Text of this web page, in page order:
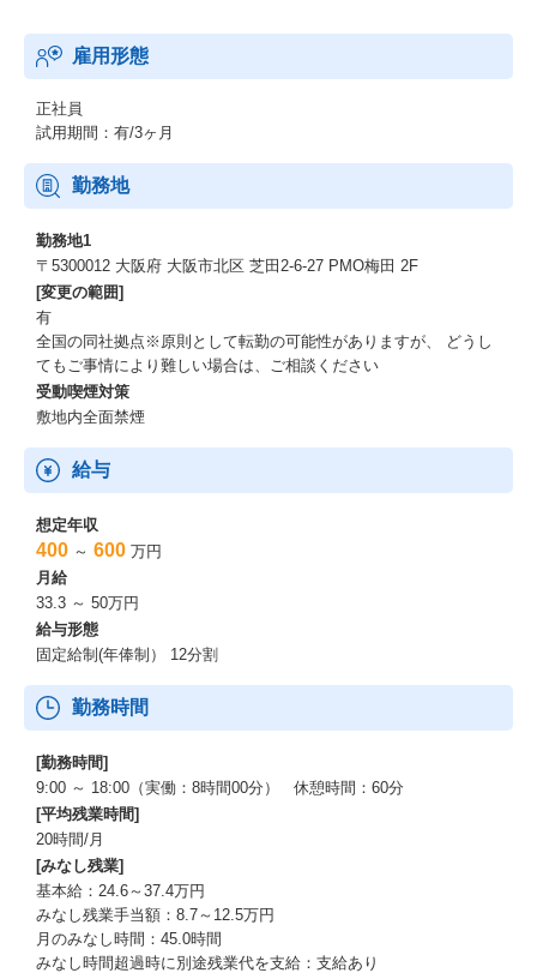
雇用形態
正社員
試用期間：有/3ヶ月
勤務地
勤務地1
〒5300012 大阪府 大阪市北区 芝田2-6-27 PMO梅田 2F
[変更の範囲]
有
全国の同社拠点※原則として転勤の可能性がありますが、 どうし
てもご事情により難しい場合は、ご相談ください
受動喫煙対策
敷地内全面禁煙
給与
想定年収
400 ～ 600 万円
月給
33.3 ～ 50万円
給与形態
固定給制(年俸制） 12分割
勤務時間
[勤務時間]
9:00 ～ 18:00（実働：8時間00分） 休憩時間：60分
[平均残業時間]
20時間/月
[みなし残業]
基本給：24.6～37.4万円
みなし残業手当額：8.7～12.5万円
月のみなし時間：45.0時間
みなし時間超過時に別途残業代を支給：支給あり